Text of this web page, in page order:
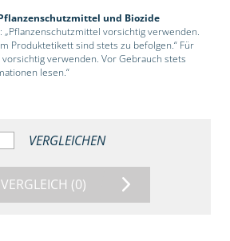
und Biozide
„Pflanzenschutzmittel vorsichtig verwenden.
Produktetikett sind stets zu befolgen.“ Für
verwenden. Vor Gebrauch stets
lesen.“
VERGLEICHEN
(0)